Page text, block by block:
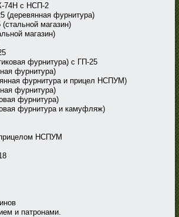
74Н с НСП-2
(деревянная фурнитура)
магазин)
магазин)
фурнитура) с ГП-25
фурнитура)
фурнитура и прицел НСПУМ)
фурнитура)
фурнитура)
фурнитура и камуфляж)
НСПУМ
и патронами.